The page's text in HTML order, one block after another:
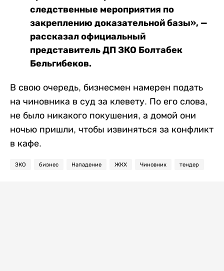
следственные мероприятия по
закреплению доказательной базы», —
рассказал официальный
представитель ДП ЗКО Болтабек
Бельгибеков.
В свою очередь, бизнесмен намерен подать
на чиновника в суд за клевету. По его слова,
не было никакого покушения, а домой они
ночью пришли, чтобы извиняться за конфликт
в кафе.
ЗКО бизнес Нападение ЖКХ Чиновник тендер